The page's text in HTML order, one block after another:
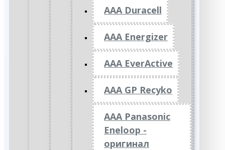
AAA Duracell
AAA Energizer
AAA EverActive
AAA GP Recyko
AAA Panasonic
Eneloop -
оригинал